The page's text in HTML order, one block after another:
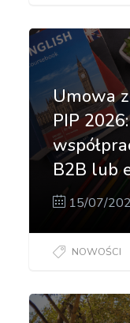
Umowa
PIP
B2B lub
15/07/
NOWOŚCI